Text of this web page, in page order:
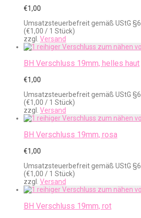
€1,00
Umsatzsteuerbefreit gemäß UStG §6
(€1,00 / 1 Stück)
zzgl. Versand
BH Verschluss 19mm, helles haut
€1,00
Umsatzsteuerbefreit gemäß UStG §6
(€1,00 / 1 Stück)
zzgl. Versand
BH Verschluss 19mm, rosa
€1,00
Umsatzsteuerbefreit gemäß UStG §6
(€1,00 / 1 Stück)
zzgl. Versand
BH Verschluss 19mm, rot